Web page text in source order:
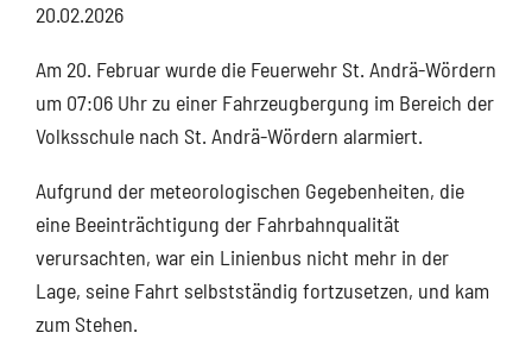
20.02.2026
Am 20. Februar wurde die Feuerwehr St. Andrä-Wördern
um 07:06 Uhr zu einer Fahrzeugbergung im Bereich der
Volksschule nach St. Andrä-Wördern alarmiert.
Aufgrund der meteorologischen Gegebenheiten, die
eine Beeinträchtigung der Fahrbahnqualität
verursachten, war ein Linienbus nicht mehr in der
Lage, seine Fahrt selbstständig fortzusetzen, und kam
zum Stehen.